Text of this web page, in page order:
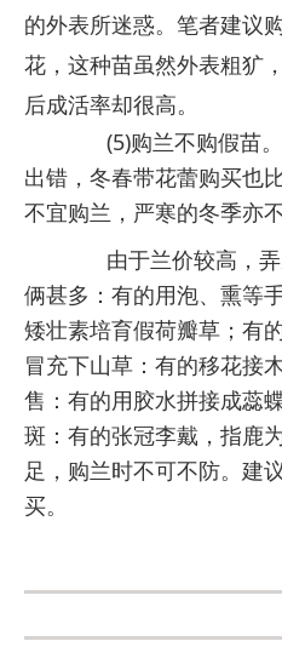
的外表所迷惑。笔者建议
花，这种苗虽然外表粗犷
后成活率却很高。
(5)购兰不购假苗
出错， 冬春带花蕾购买也
不宜购兰，严寒的冬季亦不
由于兰价较高，
俩甚多：有的用泡、熏等
矮壮素培育假荷瓣草；有
冒充下山草：有的移花接
售：有的用胶水拼接成蕊
斑：有的张冠李戴，指鹿
足，购兰时不可不防。建
买。